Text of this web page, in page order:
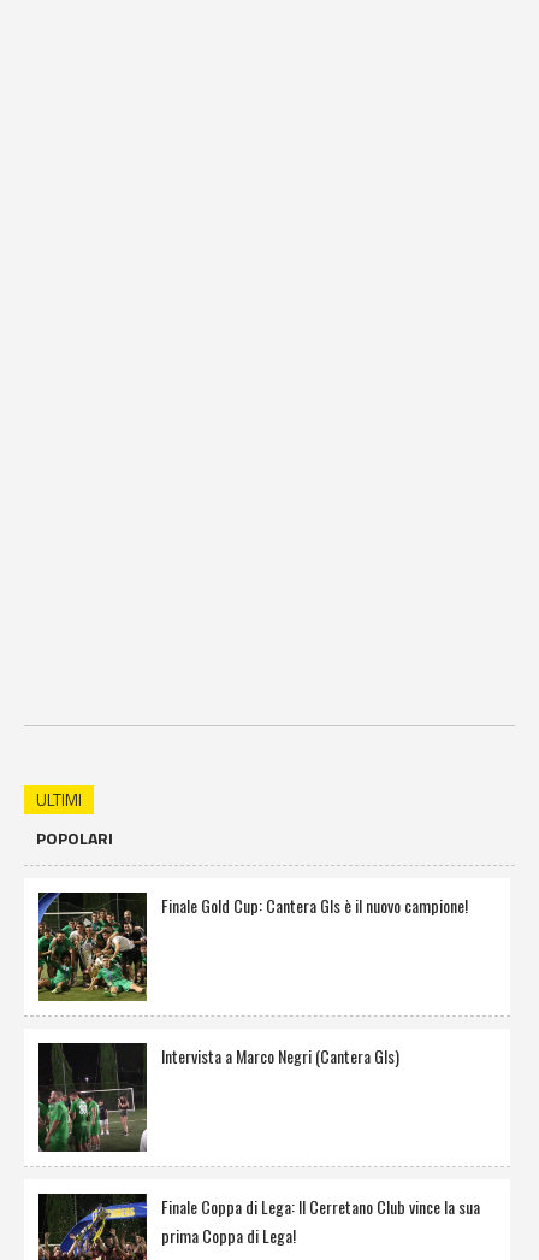
ULTIMI
POPOLARI
Finale Gold Cup: Cantera Gls è il nuovo campione!
Intervista a Marco Negri (Cantera Gls)
Finale Coppa di Lega: Il Cerretano Club vince la sua
prima Coppa di Lega!